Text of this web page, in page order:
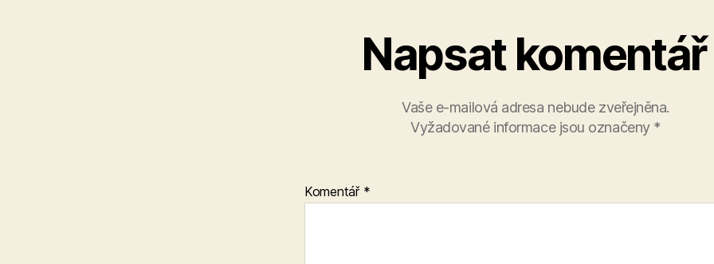
Napsat komentář
Vaše e-mailová adresa nebude zveřejněna.
Vyžadované informace jsou označeny *
Komentář *